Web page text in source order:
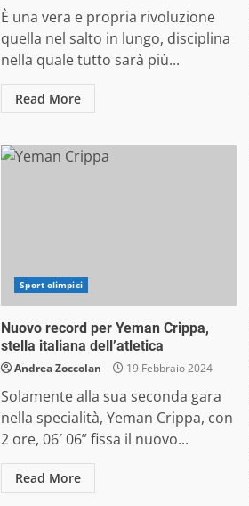
È una vera e propria rivoluzione
quella nel salto in lungo, disciplina
nella quale tutto sarà più...
Read More
Sport olimpici
Nuovo record per Yeman Crippa,
stella italiana dell’atletica
Andrea Zoccolan 19 Febbraio 2024
Solamente alla sua seconda gara
nella specialità, Yeman Crippa, con
2 ore, 06′ 06” fissa il nuovo...
Read More